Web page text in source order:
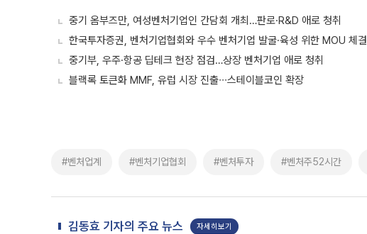
중기 옴부즈만, 여성벤처기업인 간담회 개최…판로·R&D 애로 청취
한국투자증권, 벤처기업협회와 우수 벤처기업 발굴·육성 위한 MOU 체결
중기부, 우주·항공 딥테크 현장 점검…상장 벤처기업 애로 청취
블랙록 토큰화 MMF, 유럽 시장 진출∙∙∙스테이블코인 확장
#벤처업계 #벤처기업협회 #벤처투자 #벤처주52시간
김동효 기자의 주요 뉴스 자세히보기